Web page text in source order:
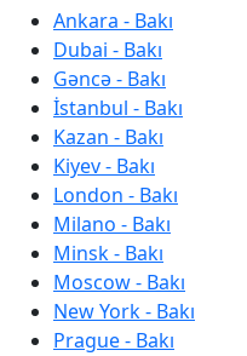
Ankara - Bakı
Dubai - Bakı
Gəncə - Bakı
İstanbul - Bakı
Kazan - Bakı
Kiyev - Bakı
London - Bakı
Milano - Bakı
Minsk - Bakı
Moscow - Bakı
New York - Bakı
Prague - Bakı